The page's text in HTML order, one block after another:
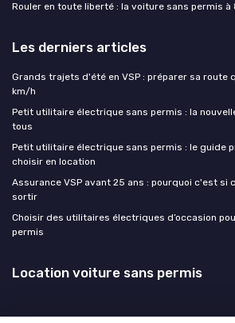
Rouler en toute liberté : la voiture sans permis à
Les derniers articles
Grands trajets d'été en VSP : préparer sa route
km/h
Petit utilitaire électrique sans permis : la
tous
Petit utilitaire électrique sans permis : le guide
choisir en location
Assurance VSP avant 25 ans : pourquoi c'est si
sortir
Choisir des utilitaires électriques d’occasion
permis
Location voiture sans permis